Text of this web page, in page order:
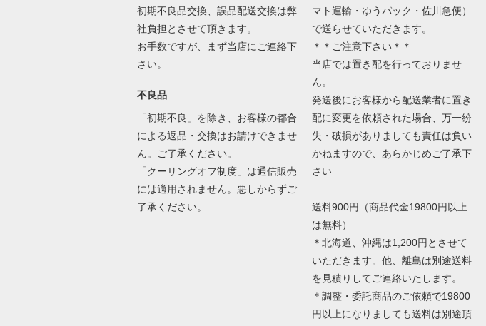
初期不良品交換、誤品配送交換は弊
社負担とさせて頂きます。
お手数ですが、まず当店にご連絡下
さい。
不良品
「初期不良」を除き、お客様の都合
による返品・交換はお請けできませ
ん。ご了承ください。
「クーリングオフ制度」は通信販売
には適用されません。悪しからずご
了承ください。
マト運輸・ゆうパック・佐川急便）
で送らせていただきます。
＊＊ご注意下さい＊＊
当店では置き配を行っておりませ
ん。
発送後にお客様から配送業者に置き
配に変更を依頼された場合、万一紛
失・破損がありましても責任は負い
かねますので、あらかじめご了承下
さい
送料900円（商品代金19800円以上
は無料）
＊北海道、沖縄は1,200円とさせて
いただきます。他、離島は別途送料
を見積りしてご連絡いたします。
＊調整・委託商品のご依頼で19800
円以上になりましても送料は別途頂